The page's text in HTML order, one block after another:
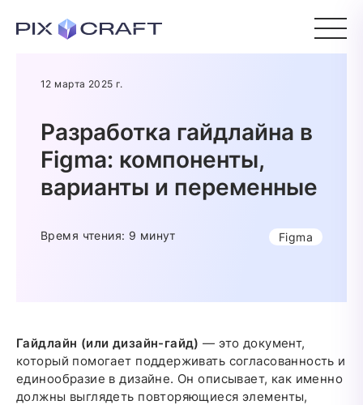
12 марта 2025 г.
Разработка гайдлайна в
Figma: компоненты,
варианты и переменные
Время чтения: 9 минут Figma
Гайдлайн (или дизайн-гайд) — это документ,
который помогает поддерживать согласованность и
единообразие в дизайне. Он описывает, как именно
должны выглядеть повторяющиеся элементы,